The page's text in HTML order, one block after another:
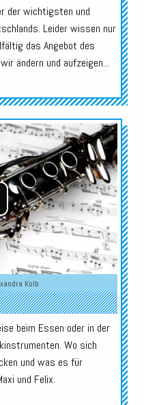
der wichtigsten und
Leider wissen nur
das Angebot des
ändern und aufzeigen...
Audio-
Player
Kolb
beim Essen oder in der
Wo sich
und was es für
und Felix.